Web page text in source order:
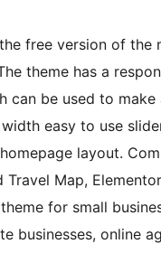
free version of
theme has a
can be used to
easy to use
layout.
Travel Map,
for small
businesses, online